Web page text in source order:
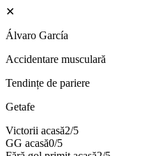
✕
Álvaro García
Accidentare musculară
Tendințe de pariere
Getafe
Victorii acasă2/5
GG acasă0/5